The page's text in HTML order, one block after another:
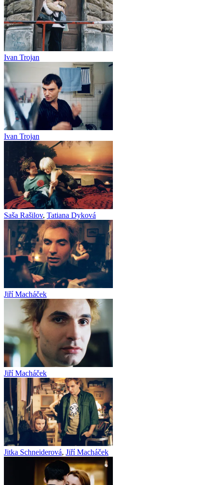
Ivan Trojan
Ivan Trojan
Saša Rašilov, Tatiana Dyková
Jiří Macháček
Jiří Macháček
Jitka Schneiderová, Jiří Macháček